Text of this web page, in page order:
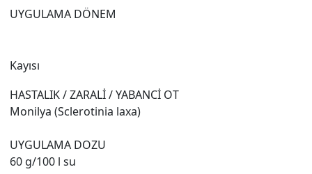
UYGULAMA DÖNEM
Kayısı
HASTALIK / ZARALİ / YABANCİ OT
Monilya (Sclerotinia laxa)
UYGULAMA DOZU
60 g/100 l su